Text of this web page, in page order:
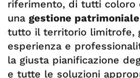
riferimento, di tutti coloro
una gestione
tutto il territorio limitrofe,
esperienza e
la giusta pianificazione
e tutte le soluzioni